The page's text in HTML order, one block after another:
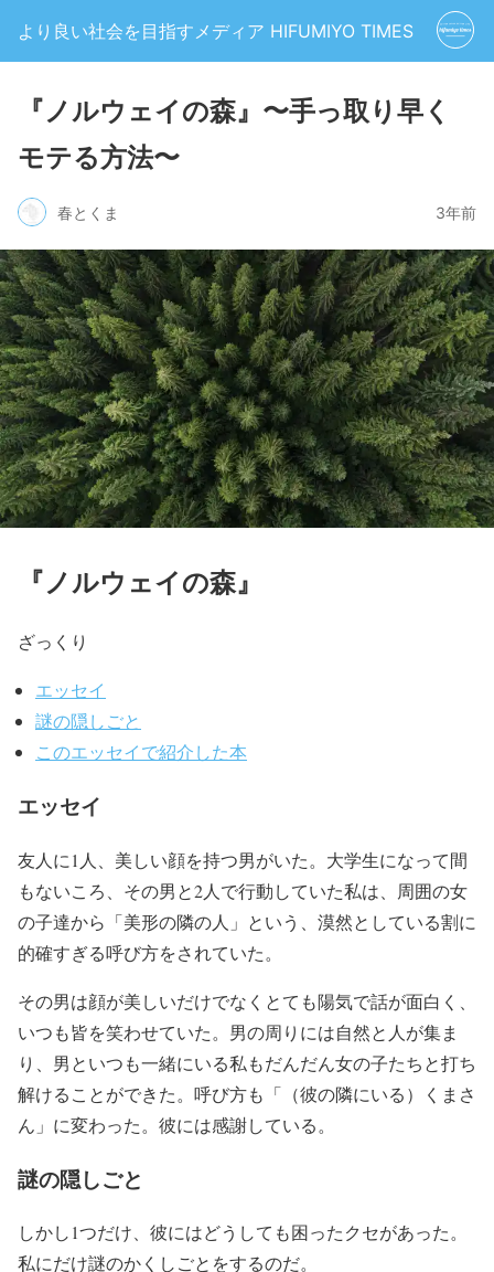
より良い社会を目指すメディア HIFUMIYO TIMES
『ノルウェイの森』〜手っ取り早く
モテる方法〜
春とくま 3年前
『ノルウェイの森』
ざっくり
エッセイ
謎の隠しごと
このエッセイで紹介した本
エッセイ
友人に1人、美しい顔を持つ男がいた。大学生になって間
もないころ、その男と2人で行動していた私は、周囲の女
の子達から「美形の隣の人」という、漠然としている割に
的確すぎる呼び方をされていた。
その男は顔が美しいだけでなくとても陽気で話が面白く、
いつも皆を笑わせていた。男の周りには自然と人が集ま
り、男といつも一緒にいる私もだんだん女の子たちと打ち
解けることができた。呼び方も「（彼の隣にいる）くまさ
ん」に変わった。彼には感謝している。
謎の隠しごと
しかし1つだけ、彼にはどうしても困ったクセがあった。
私にだけ謎のかくしごとをするのだ。